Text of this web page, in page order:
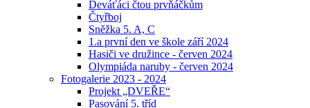
Deváťáci čtou prvňáčkům
Čtyřboj
Sněžka 5. A, C
1.a první den ve škole září 2024
Hasiči ve družince - červen 2024
Olympiáda naruby - červen 2024
Fotogalerie 2023 - 2024
Projekt „DVEŘE“
Pasování 5. tříd